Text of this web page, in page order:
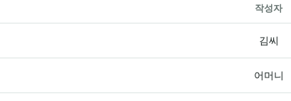
작성자
김씨
어머니